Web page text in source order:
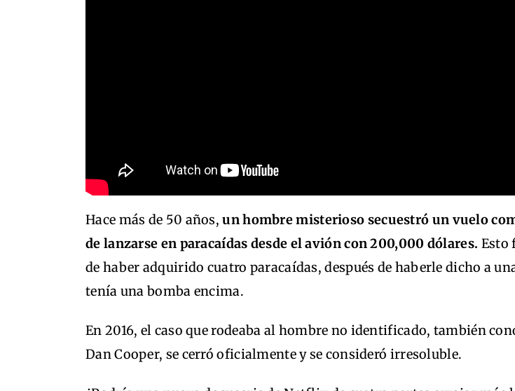
Hace más de 50 años,un hombre misterioso secuestró un vuelo
de lanzarse en paracaídas desde el avión con 200,000 dólares. Esto
de haber adquirido cuatro paracaídas, después de haberle dicho a
tenía una bomba encima.
En 2016, el caso que rodeaba al hombre no identificado, también
Dan Cooper, se cerró oficialmente y se consideró irresoluble.